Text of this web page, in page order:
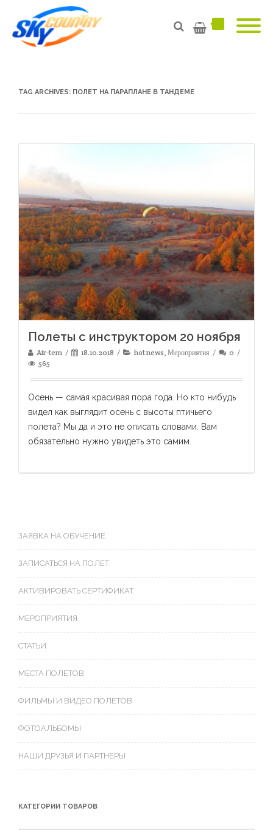
TAG ARCHIVES: ПОЛЕТ НА ПАРАПЛАНЕ В ТАНДЕМЕ
Полеты с инструктором 20 ноября
Air-tem 18.10.2018 hot news, Мероприятия
0
565
Осень — самая красивая пора года. Но кто нибудь
видел как выглядит осень с высоты птичьего
полета? Мы да и это не описать словами. Вам
обязательно нужно увидеть это самим.
ЗАЯВКА НА ОБУЧЕНИЕ
ЗАПИСАТЬСЯ НА ПОЛЕТ
АКТИВИРОВАТЬ СЕРТИФИКАТ
МЕРОПРИЯТИЯ
СТАТЬИ
МЕСТА ПОЛЕТОВ
ФИЛЬМЫ И ВИДЕО ПОЛЕТОВ
ФОТОАЛЬБОМЫ
НАШИ ДРУЗЬЯ И ПАРТНЕРЫ
КАТЕГОРИИ ТОВАРОВ